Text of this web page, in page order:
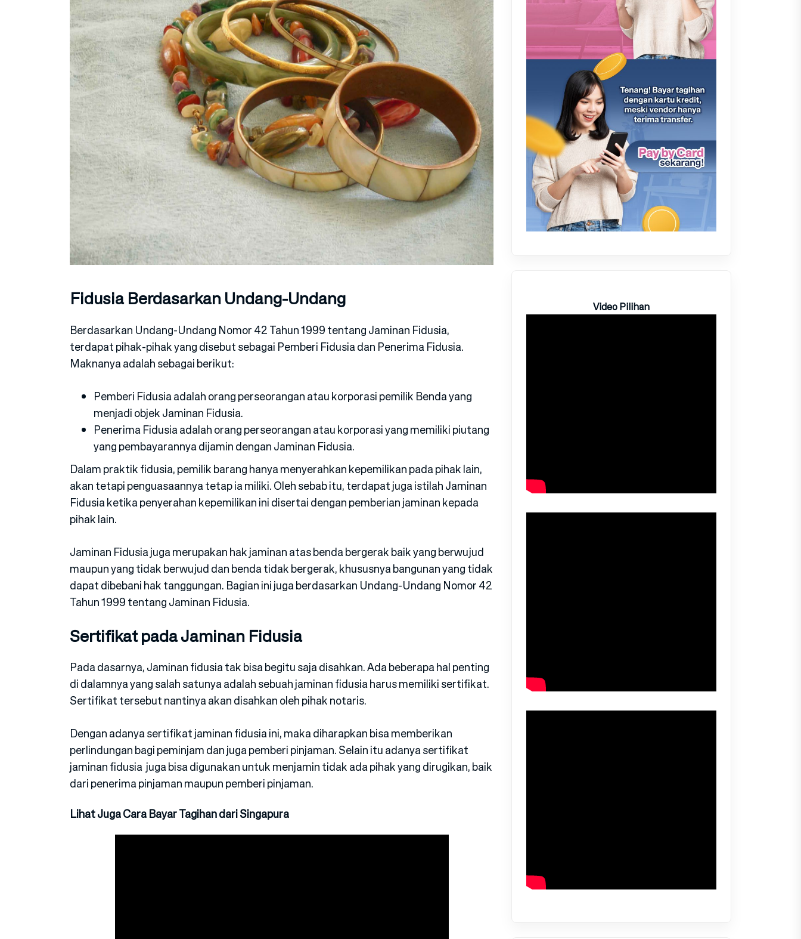
Fidusia Berdasarkan Undang-Undang
Berdasarkan Undang-Undang Nomor 42 Tahun 1999 tentang Jaminan Fidusia,
terdapat pihak-pihak yang disebut sebagai Pemberi Fidusia dan Penerima Fidusia.
Maknanya adalah sebagai berikut:
Pemberi Fidusia adalah orang perseorangan atau korporasi pemilik Benda yang
menjadi objek Jaminan Fidusia.
Penerima Fidusia adalah orang perseorangan atau korporasi yang memiliki piutang
yang pembayarannya dijamin dengan Jaminan Fidusia.
Dalam praktik fidusia, pemilik barang hanya menyerahkan kepemilikan pada pihak lain,
akan tetapi penguasaannya tetap ia miliki. Oleh sebab itu, terdapat juga istilah Jaminan
Fidusia ketika penyerahan kepemilikan ini disertai dengan pemberian jaminan kepada
pihak lain.
Jaminan Fidusia juga merupakan hak jaminan atas benda bergerak baik yang berwujud
maupun yang tidak berwujud dan benda tidak bergerak, khususnya bangunan yang tidak
dapat dibebani hak tanggungan. Bagian ini juga berdasarkan Undang-Undang Nomor 42
Tahun 1999 tentang Jaminan Fidusia.
Sertifikat pada Jaminan Fidusia
Pada dasarnya, Jaminan fidusia tak bisa begitu saja disahkan. Ada beberapa hal penting
di dalamnya yang salah satunya adalah sebuah jaminan fidusia harus memiliki sertifikat.
Sertifikat tersebut nantinya akan disahkan oleh pihak notaris.
Dengan adanya sertifikat jaminan fidusia ini, maka diharapkan bisa memberikan
perlindungan bagi peminjam dan juga pemberi pinjaman. Selain itu adanya sertifikat
jaminan fidusia juga bisa digunakan untuk menjamin tidak ada pihak yang dirugikan, baik
dari penerima pinjaman maupun pemberi pinjaman.
Lihat Juga Cara Bayar Tagihan dari Singapura
Video Pilihan